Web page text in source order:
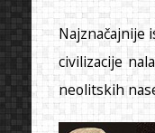
Najznačajnije
civilizacije
neolitskih